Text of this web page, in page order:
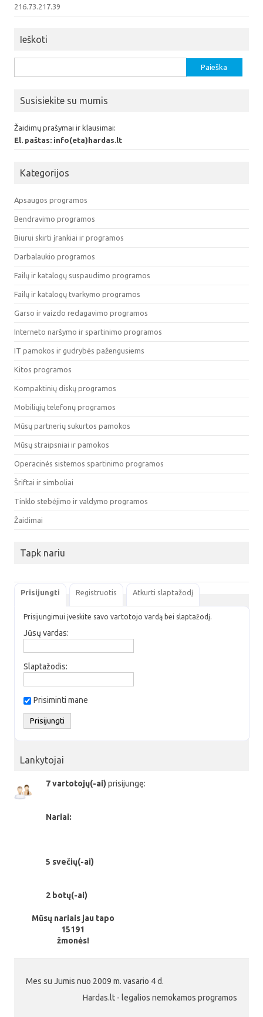
216.73.217.39
Ieškoti
Susisiekite su mumis
Žaidimų prašymai ir klausimai:
El. paštas: info(eta)hardas.lt
Kategorijos
Apsaugos programos
Bendravimo programos
Biurui skirti įrankiai ir programos
Darbalaukio programos
Failų ir katalogų suspaudimo programos
Failų ir katalogų tvarkymo programos
Garso ir vaizdo redagavimo programos
Interneto naršymo ir spartinimo programos
IT pamokos ir gudrybės pažengusiems
Kitos programos
Kompaktinių diskų programos
Mobiliųjų telefonų programos
Mūsų partnerių sukurtos pamokos
Mūsų straipsniai ir pamokos
Operacinės sistemos spartinimo programos
Šriftai ir simboliai
Tinklo stebėjimo ir valdymo programos
Žaidimai
Tapk nariu
Prisijungti Registruotis Atkurti slaptažodį
Prisijungimui įveskite savo vartotojo vardą bei slaptažodį.
Jūsų vardas:
Slaptažodis:
Prisiminti mane
Lankytojai
7 vartotojų(-ai) prisijungę:
Nariai:
5 svečių(-ai)
2 botų(-ai)
Mūsų nariais jau tapo
15191
žmonės!
Mes su Jumis nuo 2009 m. vasario 4 d.
Hardas.lt - legalios nemokamos programos